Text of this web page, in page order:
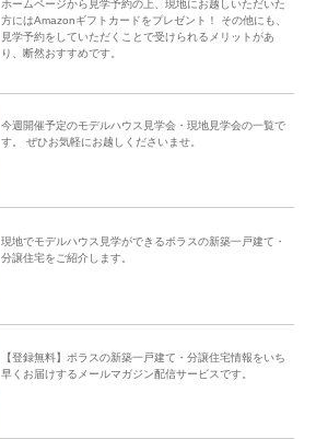
ホームページから見学予約の上、現地にお越しいただいた
方にはAmazonギフトカードをプレゼント！ その他にも、
見学予約をしていただくことで受けられるメリットがあ
り、断然おすすめです。
今週開催予定のモデルハウス見学会・現地見学会の一覧で
す。 ぜひお気軽にお越しくださいませ。
現地でモデルハウス見学ができるポラスの新築一戸建て・
分譲住宅をご紹介します。
【登録無料】ポラスの新築一戸建て・分譲住宅情報をいち
早くお届けするメールマガジン配信サービスです。